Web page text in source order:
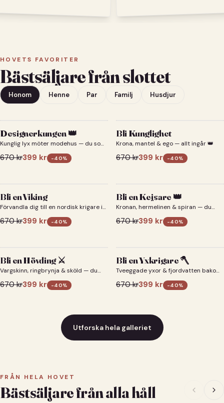
HOVETS FAVORITER
Bästsäljare från slottet
Honom Henne Par Familj Husdjur
Designerkungen 👑
Kunglig lyx möter modehus — du som
670kr399 kr -40%
Bli Kunglighet
Krona, mantel & ego — allt ingår 👑
670kr399 kr -40%
Bli en Viking
Förvandla dig till en nordisk krigare i
ett episkt vikingaporträtt.
670kr399 kr -40%
Bli en Kejsare 👑
Kronan, hermelinen & spiran — du
670kr399 kr -40%
Bli en Hövding ⚔️
Vargskinn, ringbrynja & sköld — du
som nordisk krigsherre ⚔️
670kr399 kr -40%
Bli en Yxkrigare 🪓
Tveeggade yxor & fjordvatten bakom
670kr399 kr -40%
Utforska hela galleriet
FRÅN HELA HOVET
Bästsäljare från alla håll